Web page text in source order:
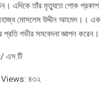
এদিকে তাঁর মৃত্যুতে শোক প্রকাশ
মোসলেম উদ্দীন আহমদ।। এক
গভীর সমবেদনা জ্ঞাপন করেন।
এস.টি
৪৩২